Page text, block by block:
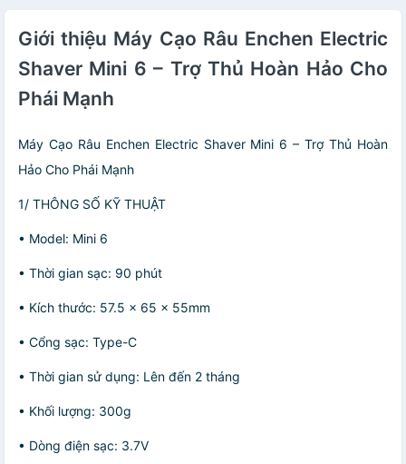
Giới thiệu Máy Cạo Râu Enchen Electric
Shaver Mini 6 – Trợ Thủ Hoàn Hảo Cho
Phái Mạnh
Máy Cạo Râu Enchen Electric Shaver Mini 6 – Trợ Thủ Hoàn
Hảo Cho Phái Mạnh
1/ THÔNG SỐ KỸ THUẬT
• Model: Mini 6
• Thời gian sạc: 90 phút
• Kích thước: 57.5 x 65 x 55mm
• Cổng sạc: Type-C
• Thời gian sử dụng: Lên đến 2 tháng
• Khối lượng: 300g
• Dòng điện sạc: 3.7V